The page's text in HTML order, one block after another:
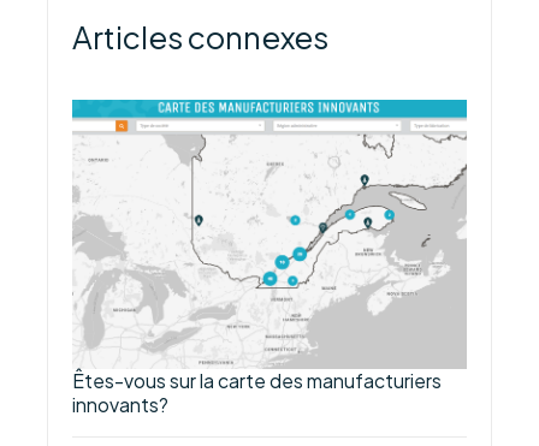
Articles connexes
Êtes-vous sur la carte des manufacturiers
innovants?